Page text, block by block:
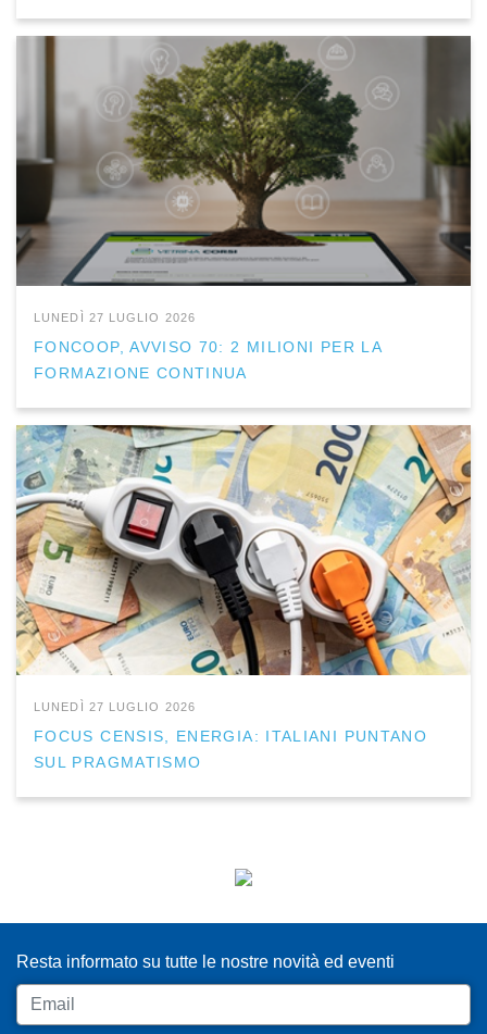
LUNEDÌ 27 LUGLIO 2026
FONCOOP, AVVISO 70: 2 MILIONI PER LA
FORMAZIONE CONTINUA
LUNEDÌ 27 LUGLIO 2026
FOCUS CENSIS, ENERGIA: ITALIANI PUNTANO
SUL PRAGMATISMO
Resta informato su tutte le nostre novità ed eventi
Email